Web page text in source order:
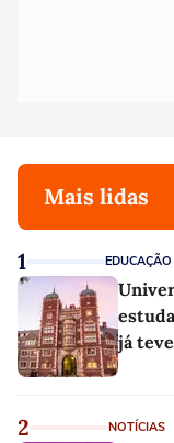
Mais lidas
1 EDUCAÇÃO
já
2 NOTÍCIAS